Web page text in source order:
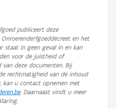
publiceert deze
en het
staat in geen geval in en kan
voor de juistheid of
deze documenten. Bij
rechtmatigheid van de inhoud
kan u contact opnemen met
. Daarnaast vindt u meer